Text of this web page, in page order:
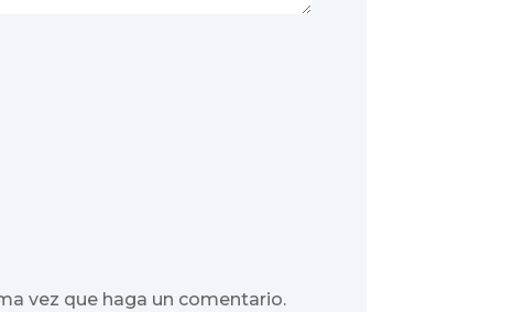
vez que haga un comentario.